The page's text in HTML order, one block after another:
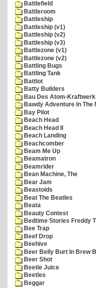
Battlefield
Battleroom
Battleship
Battleship (v1)
Battleship (v2)
Battleship (v3)
Battlezone (v1)
Battlezone (v2)
Battling Bugs
Battling Tank
Battlot
Batty Builders
Bau Des Atom-Kraftwerk
Bawdy Adventure In The
Bay Pilot
Beach Head
Beach Head II
Beach Landing
Beachcomber
Beam Me Up
Beamatron
Beamrider
Bean Machine, The
Bear Jam
Beastoids
Beat The Beatles
Beata
Beauty Contest
Bedtime Stories Freddy
Bee Trap
Beef Drop
Beehive
Beer Belly Burt In Brew
Beer Shot
Beetle Juice
Beetles
Beggar